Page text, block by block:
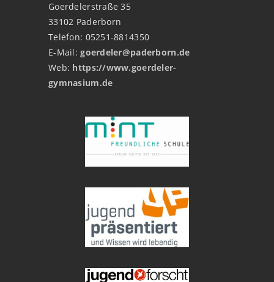
Goerdelerstraße 35
33102 Paderborn
Telefon: 05251-8814350
E-Mail:goerdeler@paderborn.de
Web: https://www.goerdeler-
gymnasium.de